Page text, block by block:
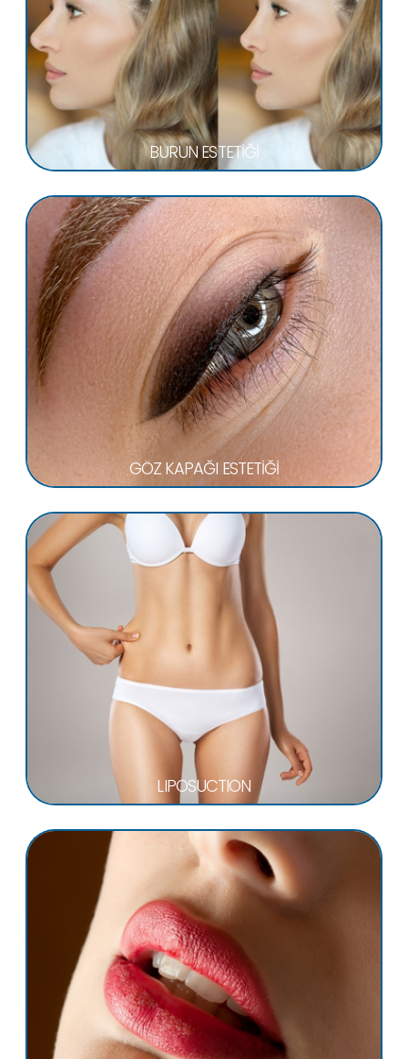
BURUN ESTETİĞİ
GÖZ KAPAĞI ESTETİĞİ
LIPOSUCTION